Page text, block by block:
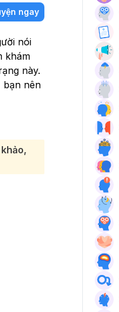
ngay
nói
khám
này.
bạn nên